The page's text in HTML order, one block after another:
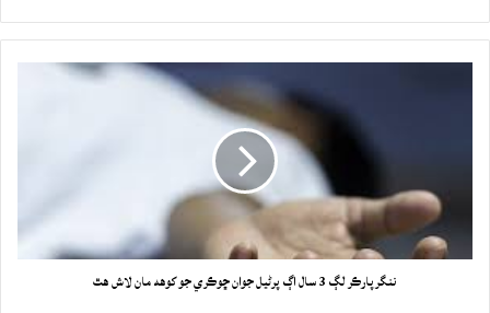
ننگرپارڪر لڳ 3 سال اڳ پرڻيل جوان ڇوڪري جو کوهه مان لاش هٿ